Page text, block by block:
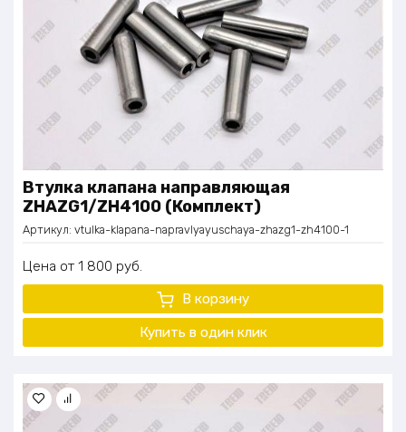
Втулка клапана направляющая
ZHAZG1/ZH4100 (Комплект)
Артикул: vtulka-klapana-napravlyayuschaya-zhazg1-zh4100-1
Цена 1 800 руб.
В корзину
Купить в один клик